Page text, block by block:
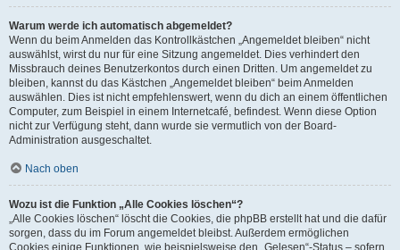
Warum werde ich automatisch abgemeldet?
Wenn du beim Anmelden das Kontrollkästchen „Angemeldet bleiben“ nicht
auswählst, wirst du nur für eine Sitzung angemeldet. Dies verhindert den
Missbrauch deines Benutzerkontos durch einen Dritten. Um angemeldet zu
bleiben, kannst du das Kästchen „Angemeldet bleiben“ beim Anmelden
auswählen. Dies ist nicht empfehlenswert, wenn du dich an einem öffentlichen
Computer, zum Beispiel in einem Internetcafé, befindest. Wenn diese Option
nicht zur Verfügung steht, dann wurde sie vermutlich von der Board-
Administration ausgeschaltet.
Nach oben
Wozu ist die Funktion „Alle Cookies löschen“?
„Alle Cookies löschen“ löscht die Cookies, die phpBB erstellt hat und die dafür
sorgen, dass du im Forum angemeldet bleibst. Außerdem ermöglichen
Cookies einige Funktionen, wie beispielsweise den „Gelesen“-Status – sofern